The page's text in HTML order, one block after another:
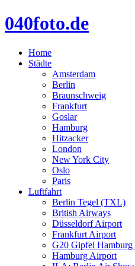
040foto.de
Home
Städte
Amsterdam
Berlin
Braunschweig
Frankfurt
Goslar
Hamburg
Hitzacker
London
New York City
Oslo
Paris
Luftfahrt
Berlin Tegel (TXL)
British Airways
Düsseldorf Airport
Frankfurt Airport
G20 Gipfel Hamburg
Hamburg Airport